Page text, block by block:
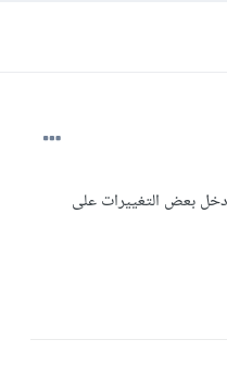
بعض التغييرات على